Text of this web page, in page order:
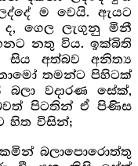
ම වෙයි. ඇයට
ගෙල ලැගුනු මිනී
නතු විය. ඉක්බිති
සිය අත්බව අනිත්‍ය
තමන්ට පිහිටක්
වදාරණ සේක්,
පිටතින් ඒ පිණිස
හිත විසින්;
බලාපොරොත්තු